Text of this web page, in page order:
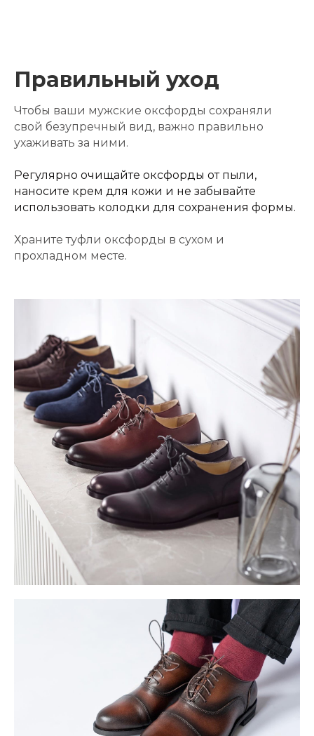
Правильный уход
Чтобы ваши мужские оксфорды сохраняли
свой безупречный вид, важно правильно
ухаживать за ними.
Регулярно очищайте оксфорды от пыли,
наносите крем для кожи и не забывайте
использовать колодки для сохранения формы.
Храните туфли оксфорды в сухом и
прохладном месте.